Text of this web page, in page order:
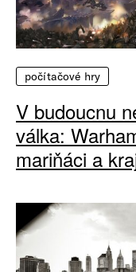
počítačové hry
V budoucnu
válka:
mariňáci a